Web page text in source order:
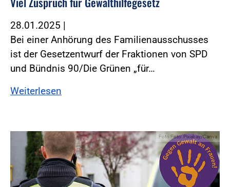
28.01.2025 |
Bei einer Anhörung des Familienausschusses
ist der Gesetzentwurf der Fraktionen von SPD
und Bündnis 90/Die Grünen „für…
Weiterlesen
Foto:Foto: Pixabay/Canva